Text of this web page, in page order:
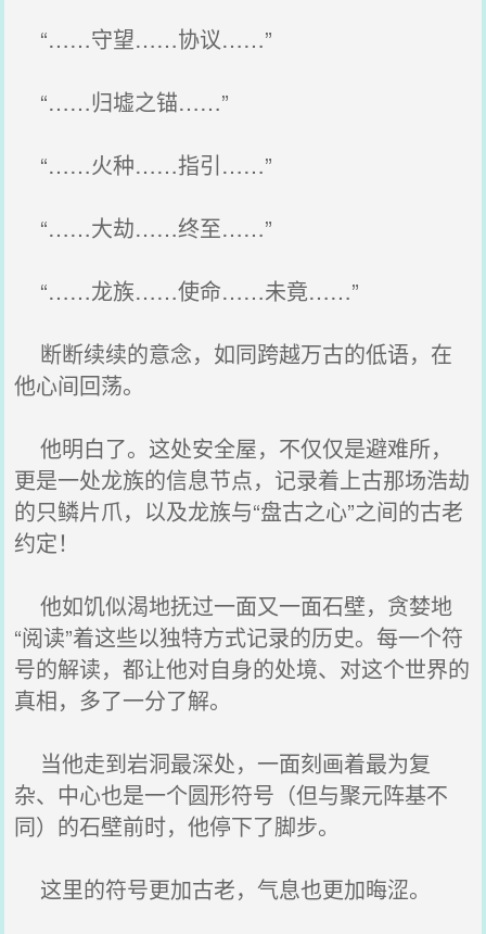
“……守望……协议……”
“……归墟之锚……”
“……火种……指引……”
“……大劫……终至……”
“……龙族……使命……未竟……”
断断续续的意念，如同跨越万古的低语，在
他心间回荡。
他明白了。这处安全屋，不仅仅是避难所，
更是一处龙族的信息节点，记录着上古那场浩劫
的只鳞片爪，以及龙族与“盘古之心”之间的古老
约定！
他如饥似渴地抚过一面又一面石壁，贪婪地
“阅读”着这些以独特方式记录的历史。每一个符
号的解读，都让他对自身的处境、对这个世界的
真相，多了一分了解。
当他走到岩洞最深处，一面刻画着最为复
杂、中心也是一个圆形符号（但与聚元阵基不
同）的石壁前时，他停下了脚步。
这里的符号更加古老，气息也更加晦涩。